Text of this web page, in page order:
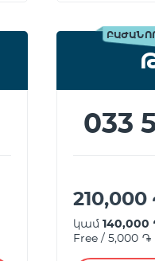
033
210,000
կամ 140,000
Free / 5,000 ֏